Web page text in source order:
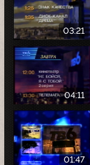
03:21
04:11
01:47